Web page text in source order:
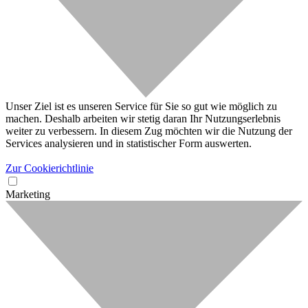
Unser Ziel ist es unseren Service für Sie so gut wie möglich zu
machen. Deshalb arbeiten wir stetig daran Ihr Nutzungserlebnis
weiter zu verbessern. In diesem Zug möchten wir die Nutzung der
Services analysieren und in statistischer Form auswerten.
Zur Cookierichtlinie
Marketing